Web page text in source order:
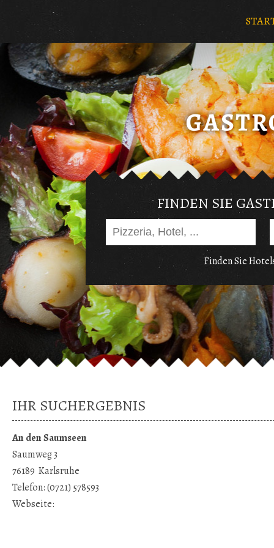
FINDEN SIE
Finden Sie
IHR SUCHERGEBNIS
An den Saumseen
Saumweg 3
76189 Karlsruhe
Telefon:(0721) 578593
Webseite: